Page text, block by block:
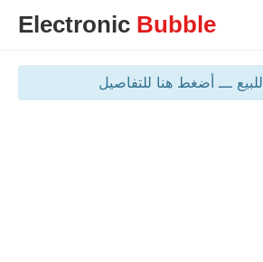
Electronic Bubble
ـــ أضغط هنا للتفاصيل